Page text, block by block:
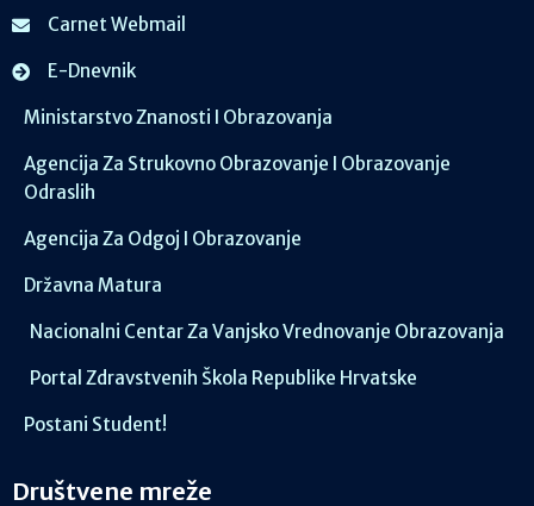
Carnet Webmail
E-Dnevnik
Ministarstvo Znanosti I Obrazovanja
Agencija Za Strukovno Obrazovanje I Obrazovanje
Odraslih
Agencija Za Odgoj I Obrazovanje
Državna Matura
Nacionalni Centar Za Vanjsko Vrednovanje Obrazovanja
Portal Zdravstvenih Škola Republike Hrvatske
Postani Student!
Društvene mreže